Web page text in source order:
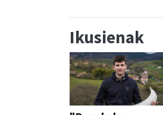
Ikusienak